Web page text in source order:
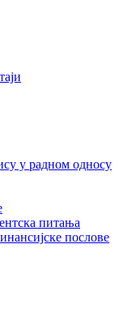
у радном односу
питања
послове